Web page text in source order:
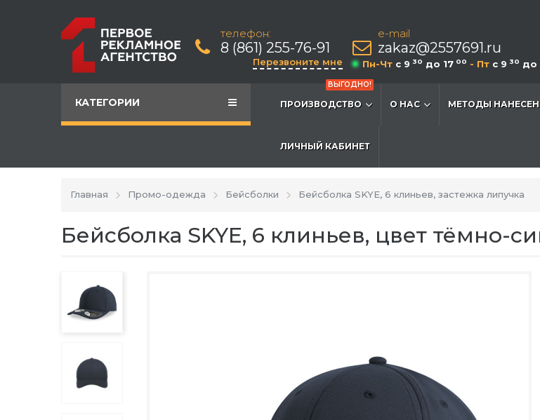
телефон:
8 (861) 255-76-91
Перезвоните мне
e-mail
zakaz@2557691.ru
Пн-Чт c 9 30 до 17 00 - Пт c 9 30 до
КАТЕГОРИИ
ВЫГОДНО!
ПРОИЗВОДСТВО О НАС МЕТОДЫ
ЛИЧНЫЙ КАБИНЕТ
Главная Промо-одежда Бейсболки Бейсболка SKYE, 6 клиньев, застежка липучка
Бейсболка SKYE, 6 клиньев, цвет тёмно-